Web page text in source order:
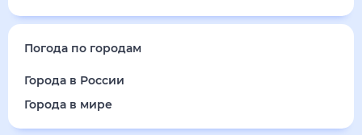
Погода по городам
Города в России
Города в мире